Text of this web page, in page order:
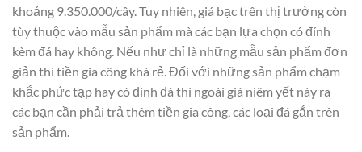
khoảng 9.350.000/cây. Tuy nhiên, giá bạc trên thị trường còn
tùy thuộc vào mẫu sản phẩm mà các bạn lựa chọn có đính
kèm đá hay không. Nếu như chỉ là những mẫu sản phẩm đơn
giản thì tiền gia công khá rẻ. Đối với những sản phẩm chạm
khắc phức tạp hay có đính đá thì ngoài giá niêm yết này ra
các bạn cần phải trả thêm tiền gia công, các loại đá gắn trên
sản phẩm.